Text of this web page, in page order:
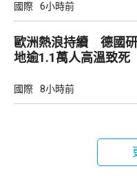
國際 6小時前
歐洲熱浪持續 德國
地逾1.1萬人高溫致死
國際 8小時前